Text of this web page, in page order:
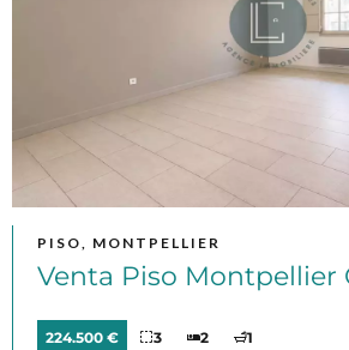
PISO, MONTPELLIER
Venta Piso Montpellier
224.500 € 3 2 1